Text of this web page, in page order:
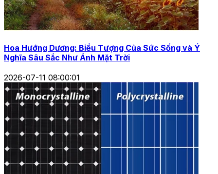
Hoa Hướng Dương: Biểu Tượng Của Sức Sống và Ý
Nghĩa Sâu Sắc Như Ánh Mặt Trời
2026-07-11 08:00:01